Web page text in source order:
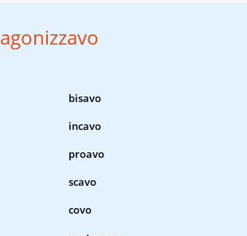
agonizzavo
bisavo
incavo
proavo
scavo
covo